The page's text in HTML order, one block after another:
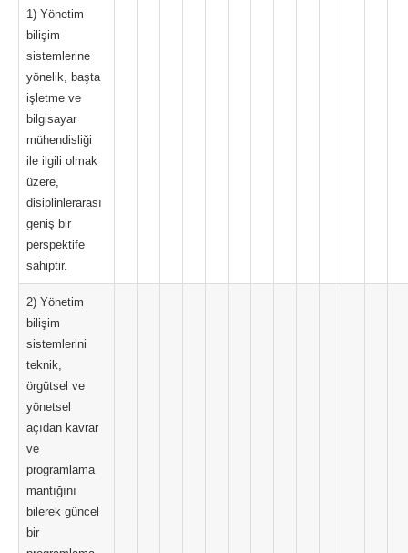
1) Yönetim
bilişim
sistemlerine
yönelik, başta
işletme ve
bilgisayar
mühendisliği
ile ilgili olmak
üzere,
disiplinlerarası
geniş bir
perspektife
sahiptir.
2) Yönetim
bilişim
sistemlerini
teknik,
örgütsel ve
yönetsel
açıdan kavrar
ve
programlama
mantığını
bilerek güncel
bir